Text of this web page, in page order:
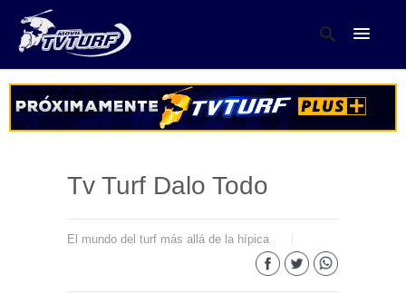
Tv Turf Dalo Todo
El mundo del turf más allá de la hípica